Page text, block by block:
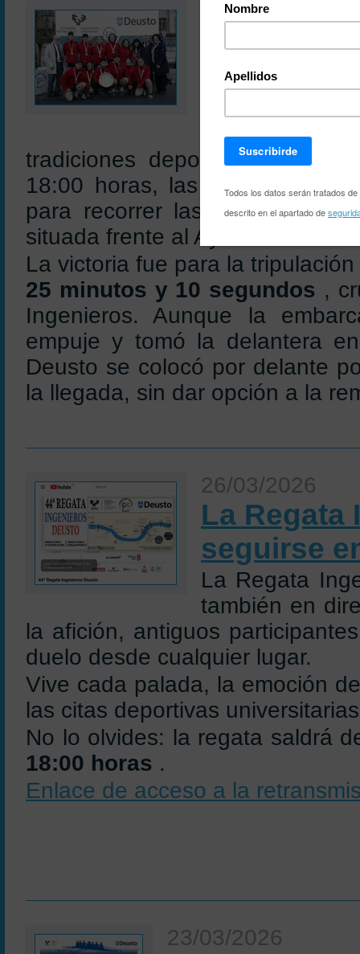
28/03/2026
La
seguirse
viernes la ría
tradiciones deportivas
18:00 horas, las dos
para recorrer las cuatro
situada frente al Ayuntamiento
La victoria fue para la
25 minutos y 10 segundos ,
Ingenieros. Aunque la
empuje y tomó la delantera
Deusto se colocó por delante
la llegada, sin dar opción a la
26/03/2026
La Regata
seguirse
La Regata
también en
la afición, antiguos
duelo desde cualquier lugar.
Vive cada palada, la emoción
las citas deportivas
No lo olvides: la regata saldrá
18:00 horas .
Enlace de acceso a la
23/03/2026